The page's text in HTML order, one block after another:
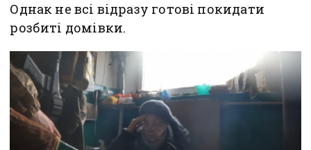
Однак не всі відразу готові покидати
розбиті домівки.